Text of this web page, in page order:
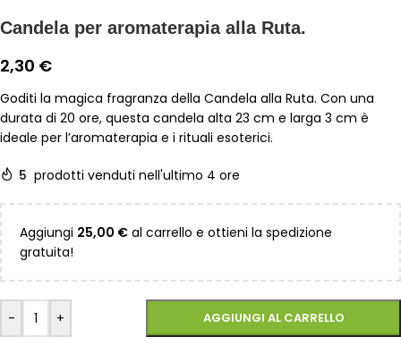
Candela per aromaterapia alla Ruta.
2,30 €
Goditi la magica fragranza della Candela alla Ruta. Con una
durata di 20 ore, questa candela alta 23 cm e larga 3 cm è
ideale per l’aromaterapia e i rituali esoterici.
5 prodotti venduti nell'ultimo 4 ore
Aggiungi 25,00 € al carrello e ottieni la spedizione
gratuita!
- + AGGIUNGI AL CARRELLO